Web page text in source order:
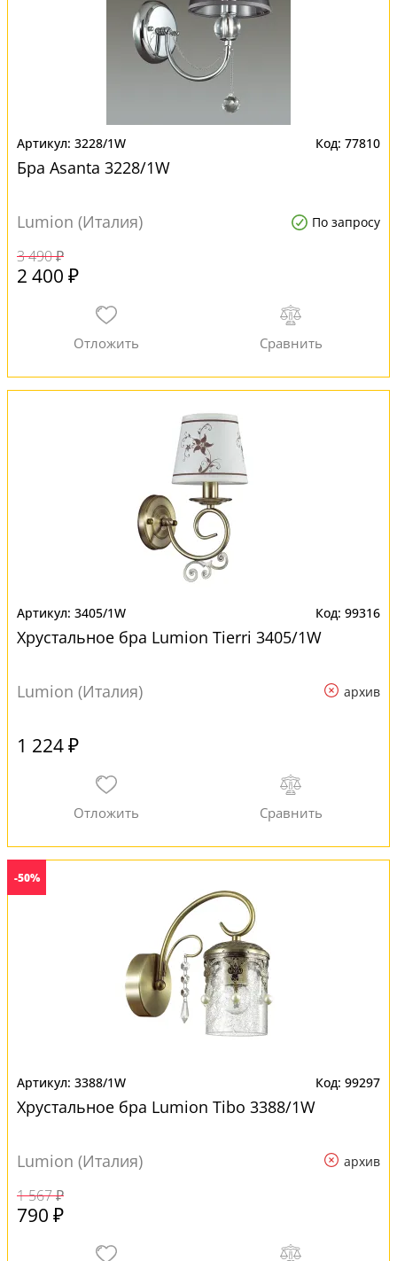
3228/1W 77810
Бра Asanta 3228/1W
Lumion (Италия) По запросу
3 490 ₽
2 400 ₽
3405/1W 99316
Хрустальное бра Lumion Tierri 3405/1W
Lumion (Италия) архив
1 224 ₽
-50%
3388/1W 99297
Хрустальное бра Lumion Tibo 3388/1W
Lumion (Италия) архив
1 567 ₽
790 ₽